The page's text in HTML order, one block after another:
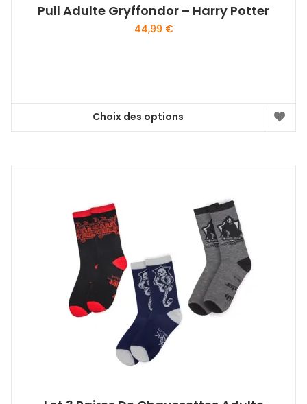
Pull Adulte Gryffondor – Harry Potter
44,99 €
Choix des options
Ce
être
choisies
sur
la
page
du
produit